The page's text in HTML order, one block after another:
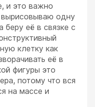
и это важно
вырисовываю одну
беру её в связке с
клетку как
её в
фигуры это
потому что вся
на массе и